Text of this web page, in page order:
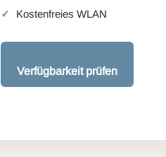
Kostenfreies WLAN
Verfügbarkeit prüfen